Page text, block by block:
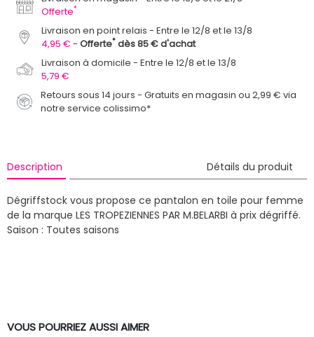
Offerte*
Livraison en point relais
Entre le 12/8 et le 13/8
4,95 €
Offerte* dès 85 € d'achat
Livraison à domicile
Entre le 12/8 et le 13/8
5,79 €
Retours sous 14 jours - Gratuits en magasin ou 2,99 € via
notre service colissimo*
Description Détails du produit
Dégriffstock vous propose ce pantalon en toile pour femme
de la marque LES TROPEZIENNES PAR M.BELARBI à prix dégriffé.
Saison : Toutes saisons
VOUS POURRIEZ AUSSI AIMER